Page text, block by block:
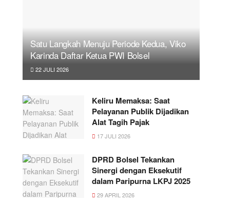
Satu Langkah Menuju Periode Kedua, Viko
Karinda Daftar Ketua PWI Bolsel
22 JULI 2026
Keliru Memaksa: Saat
Pelayanan Publik Dijadikan
Alat Tagih Pajak
17 JULI 2026
DPRD Bolsel Tekankan
Sinergi dengan Eksekutif
dalam Paripurna LKPJ 2025
29 APRIL 2026